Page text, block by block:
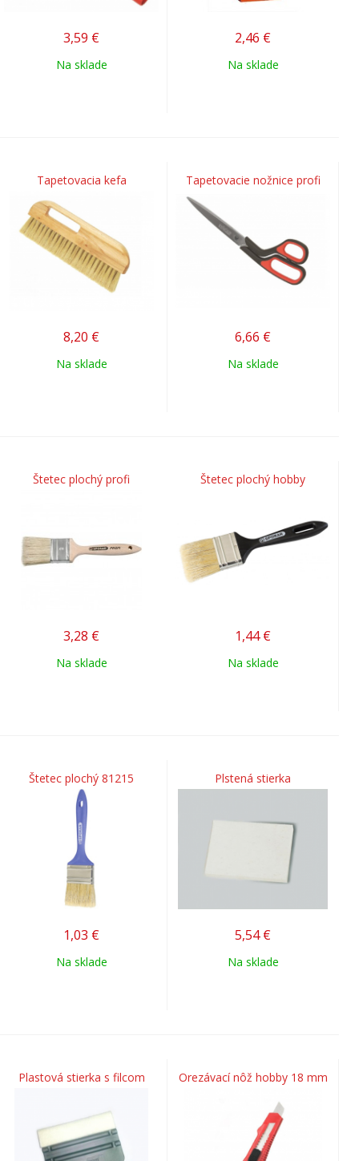
3,59 €
Na sklade
2,46 €
Na sklade
Tapetovacia kefa
8,20 €
Na sklade
Tapetovacie nožnice profi
6,66 €
Na sklade
Štetec plochý profi
3,28 €
Na sklade
Štetec plochý hobby
1,44 €
Na sklade
Štetec plochý 81215
1,03 €
Na sklade
Plstená stierka
5,54 €
Na sklade
Plastová stierka s filcom Orezávací nôž hobby 18 mm